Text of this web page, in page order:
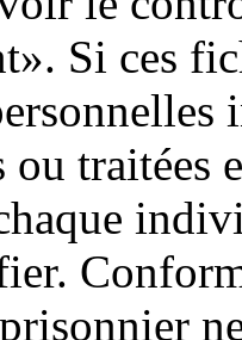
Si ces
ou traitées